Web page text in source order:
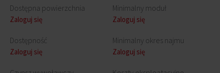
Dostępna powierzchnia
Zaloguj się
Dostępność
Zaloguj się
Minimalny moduł
Zaloguj się
Minimalny okres najmu
Zaloguj się